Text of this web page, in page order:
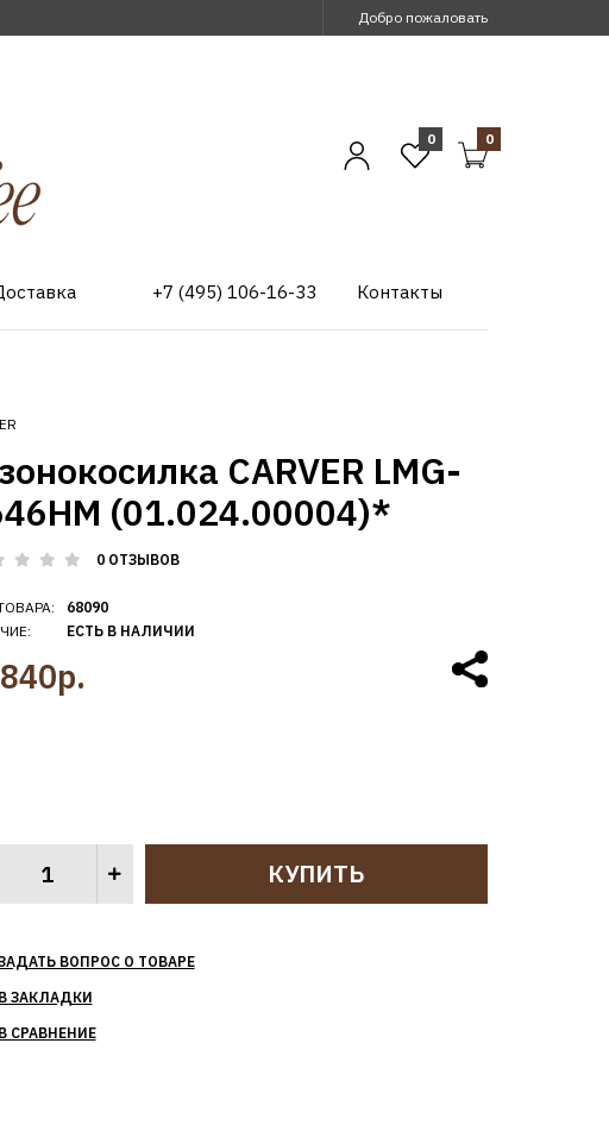
Добро пожаловать
0 0
+7 (495) 106-16-33 Контакты
CARVER LMG-
(01.024.00004)*
0 ОТЗЫВОВ
68090
ЕСТЬ В НАЛИЧИИ
ВОПРОС О ТОВАРЕ
В ЗАКЛАДКИ
В СРАВНЕНИЕ